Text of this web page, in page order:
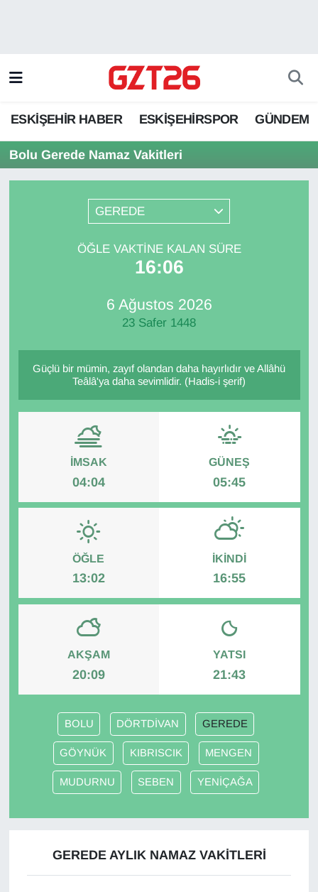
ESKİŞEHİR HABER ESKİŞEHİRSPOR GÜNDEM
Bolu Gerede Namaz Vakitleri
GEREDE
ÖĞLE VAKTINE KALAN SÜRE
16:06
6 Ağustos 2026
23 Safer 1448
Güçlü bir mümin, zayıf olandan daha hayırlıdır ve Allâhü
Teâlâ'ya daha sevimlidir. (Hadis-i şerif)
İMSAK
04:04
GÜNEŞ
05:45
ÖĞLE
13:02
İKINDI
16:55
AKŞAM
20:09
YATSI
21:43
BOLU DÖRTDİVAN GEREDE
GÖYNÜK KIBRISCIK MENGEN
MUDURNU SEBEN YENİÇAĞA
GEREDE AYLIK NAMAZ VAKITLERI
ESKİŞEHİRSPOR
GÜNDEM
SPOR
Odunpazarı Trafik Yoğunluk Haritası
Süper Lig Puan Durumu ve Fikstür
Tüm Manşetler
Son Dakika Haberleri